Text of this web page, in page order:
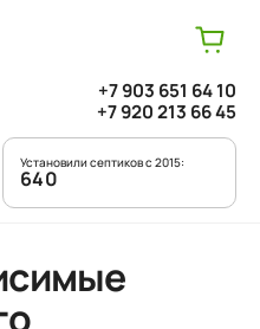
Установили септиков с 2015:
640
+7 903 651 64 10
+7 920 213 66 45